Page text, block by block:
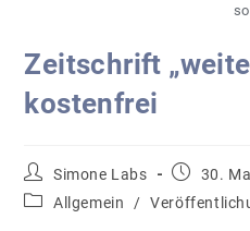
Zeitschrift
kostenfrei
Simone Labs
30.
Allgemein
/